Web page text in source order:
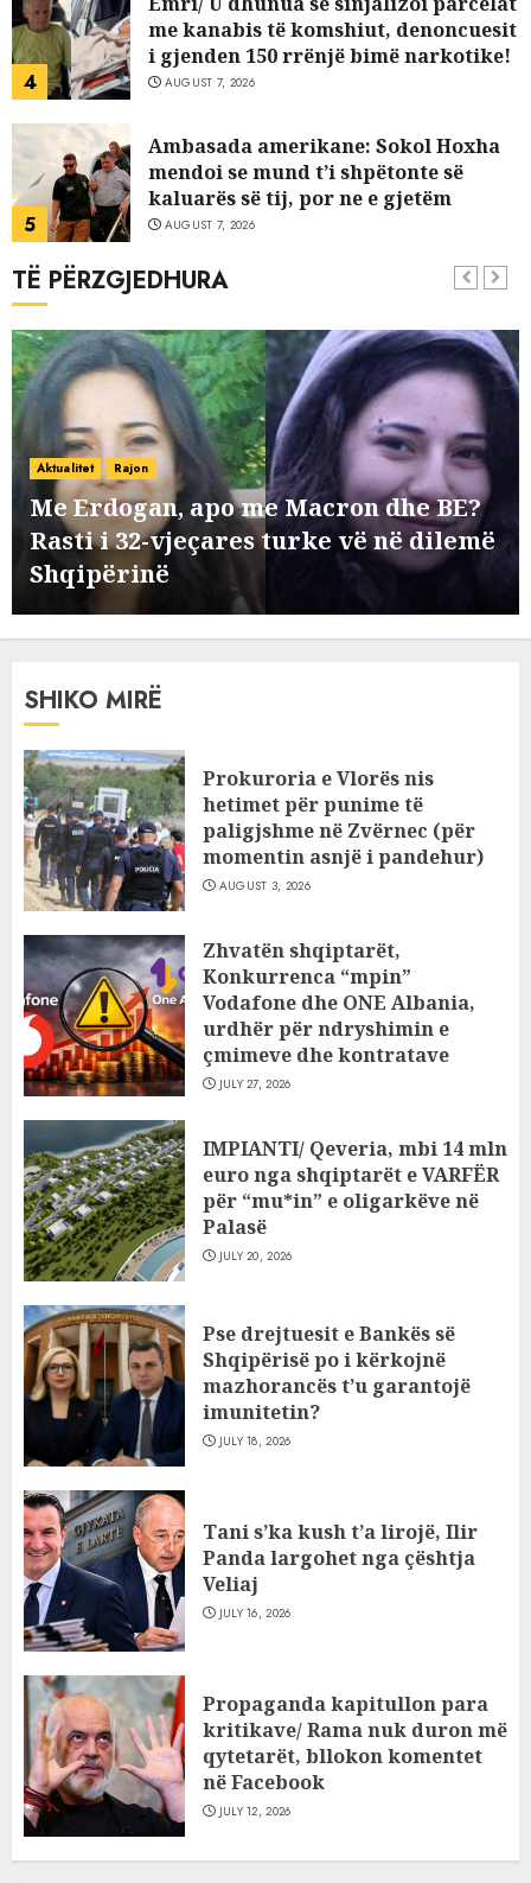
4
me kanabis të komshiut, denoncuesit
i gjenden 150 rrënjë bimë narkotike!
AUGUST 7, 2026
5
Ambasada amerikane: Sokol Hoxha
mendoi se mund t’i shpëtonte së
kaluarës së tij, por ne e gjetëm
AUGUST 7, 2026
6
Policia konfirmon ekstradimin e
laboratorin e kokainës në Frakull
AUGUST 7, 2026
7
Shpallet në kërkim ish-zyrtari i
policisë, Uljan Shpataraku. Kërcënoi
punonjësit e një hoteli në Dhërmi
AUGUST 7, 2026
Humbi gruan dhe djalin në
aksidentin tragjik në Greqi, rrëfehet
emigranti shqiptar. Flet dhe shoferi i
kamionit me të cilin u përplas
2
Me Erdogan, apo me Macron dhe BE?
Shqipërinë
AUGUST 7, 2026
3
Konkurrenca për turistët degjeneron
në zjarrvënie në Vlorë, arrestohet 33-
vjeçari (VIDEO)
AUGUST 7, 2026
4
Emri/ U dhunua se sinjalizoi parcelat
me kanabis të komshiut, denoncuesit
i gjenden 150 rrënjë bimë narkotike!
AUGUST 7, 2026
5
Ambasada amerikane: Sokol Hoxha
mendoi se mund t’i shpëtonte së
kaluarës së tij, por ne e gjetëm
AUGUST 7, 2026
6
Policia konfirmon ekstradimin e
Samir Rodriguez, i dyshuar për
laboratorin e kokainës në Frakull
AUGUST 7, 2026
7
Shpallet në kërkim ish-zyrtari i
policisë, Uljan Shpataraku. Kërcënoi
AUGUST 7, 2026
TË PËRZGJEDHURA
Aktualitet Rajon
Me Erdogan, apo me Macron dhe BE?
Rasti i 32-vjeçares turke vë në dilemë
Shqipërinë
SHIKO MIRË
Prokuroria e Vlorës nis
hetimet për punime të
paligjshme në Zvërnec (për
momentin asnjë i pandehur)
AUGUST 3, 2026
Zhvatën shqiptarët,
Konkurrenca “mpin”
Vodafone dhe ONE Albania,
urdhër për ndryshimin e
çmimeve dhe kontratave
JULY 27, 2026
IMPIANTI/ Qeveria, mbi 14 mln
euro nga shqiptarët e VARFËR
për “mu*in” e oligarkëve në
Palasë
JULY 20, 2026
Pse drejtuesit e Bankës së
Shqipërisë po i kërkojnë
mazhorancës t’u garantojë
imunitetin?
JULY 18, 2026
Tani s’ka kush t’a lirojë, Ilir
Panda largohet nga çështja
Veliaj
JULY 16, 2026
Propaganda kapitullon para
kritikave/ Rama nuk duron më
qytetarët, bllokon komentet
në Facebook
JULY 12, 2026